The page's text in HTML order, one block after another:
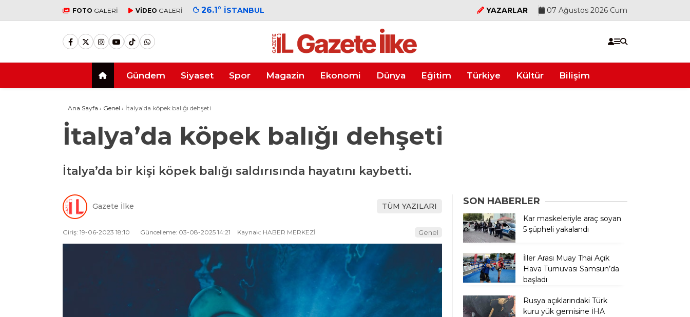
FOTO GALERİ VİDEO GALERİ 26.1° İSTANBUL YAZARLAR 07 Ağustos 2026 Cum
Gündem Siyaset Spor Magazin Ekonomi Dünya Eğitim Türkiye Kültür Bilişim
Ana Sayfa › Genel › İtalya’da köpek balığı dehşeti
İtalya’da köpek balığı dehşeti
İtalya’da bir kişi köpek balığı saldırısında hayatını kaybetti.
Gazete İlke TÜM YAZILARI
Giriş: 19-06-2023 18:10 Güncelleme: 03-08-2025 14:21 Kaynak: HABER MERKEZİ Genel
SON HABERLER
Kar maskeleriyle araç soyan
5 şüpheli yakalandı
İller Arası Muay Thai Açık
Hava Turnuvası Samsun’da
başladı
Rusya açıklarındaki Türk
kuru yük gemisine İHA